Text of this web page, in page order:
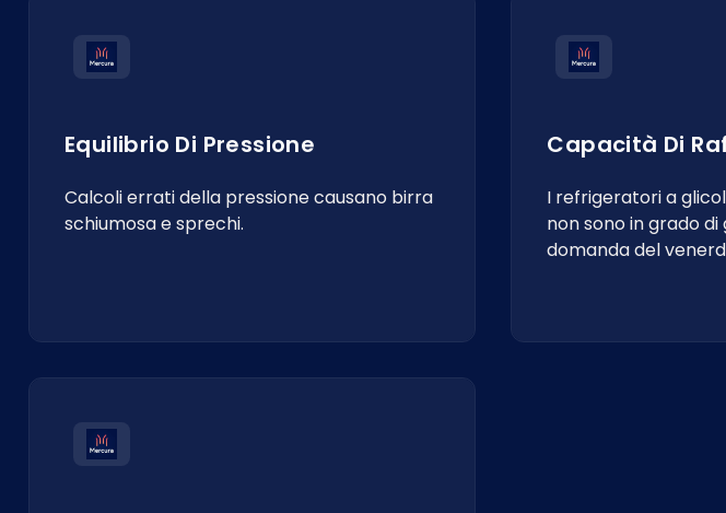
Equilibrio Di Pressione
Calcoli errati della pressione causano birra
schiumosa e sprechi.
Capacità Di
I refrigeratori a
non sono in grado
domanda del